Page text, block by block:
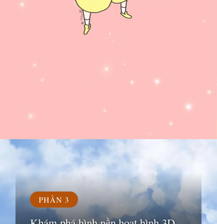
https://susach.edu.vn/avatar-hoat-hinh
PHẦN 3